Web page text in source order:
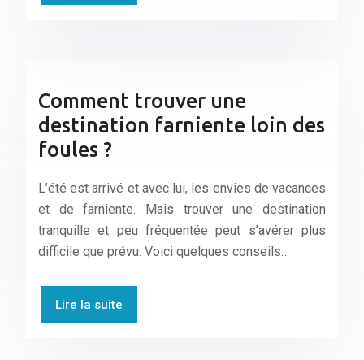
Comment trouver une
destination farniente loin des
foules ?
L’été est arrivé et avec lui, les envies de vacances
et de farniente. Mais trouver une destination
tranquille et peu fréquentée peut s’avérer plus
difficile que prévu. Voici quelques conseils…
Lire la suite